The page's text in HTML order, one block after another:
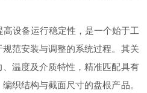
高设备运行稳定性，是一个始于工
范安装与调整的系统过程。其关
温度及介质特性，精准匹配具有
织结构与截面尺寸的盘根产品。